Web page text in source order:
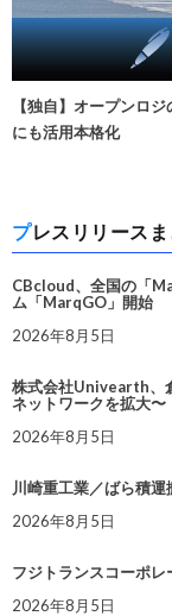
【独自】オープンロ
にも活用本格化
プレスリリース
CBcloud、全国の「
ム「MarqGO」開始
2026年8月5日
株式会社Univearth、
ネットワークを拡大〜
2026年8月5日
川崎重工業／ばら積
2026年8月5日
フジトランスコーポ
2026年8月5日